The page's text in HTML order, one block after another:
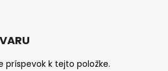
príspevok k tejto položke.